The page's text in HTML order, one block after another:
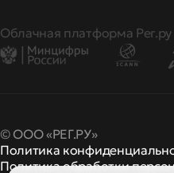
Облачная платформа
© ООО «РЕГ.РУ»
Политика
Политика обработки